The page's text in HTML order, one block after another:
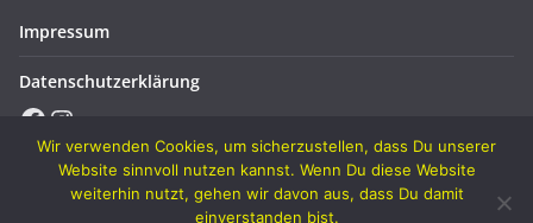
Impressum
Datenschutzerklärung
Facebook
Instagram
Wir verwenden Cookies, um sicherzustellen, dass Du unserer
Website sinnvoll nutzen kannst. Wenn Du diese Website
weiterhin nutzt, gehen wir davon aus, dass Du damit
einverstanden bist.